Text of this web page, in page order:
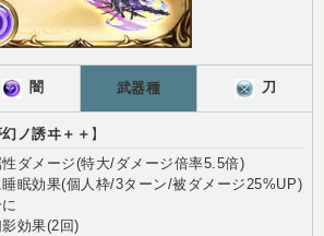
闇 武器種 刀
ノ誘ヰ＋＋ 】
ダメージ(特大/ダメージ倍率5.5倍)
眠効果(個人枠/3ターン/被ダメージ25%UP)
影効果(2回)